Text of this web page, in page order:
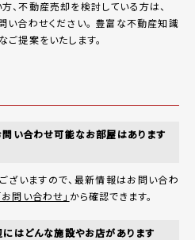
、不動産売却を検討している方は、
い合わせください。 豊富な不動産知識
ご提案をいたします。
問い合わせ可能なお部屋はあります
ざいますので、最新情報はお問い合わ
お問い合わせ」 から確認できます。
にはどんな施設やお店があります